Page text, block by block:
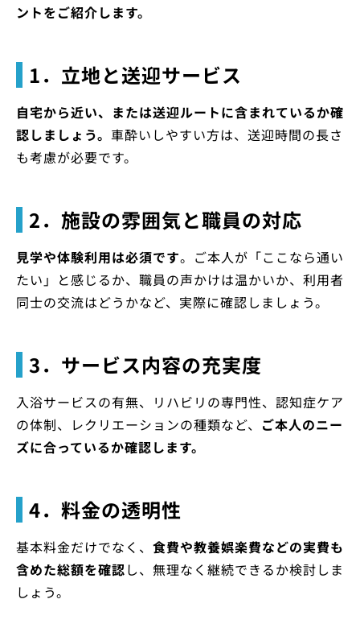
ントをご紹介します。
1．立地と送迎サービス
自宅から近い、または送迎ルートに含まれているか確
認しましょう。 車酔いしやすい方は、送迎時間の長さ
も考慮が必要です。
2．施設の雰囲気と職員の対応
見学や体験利用は必須です。ご本人が「ここなら通い
たい」と感じるか、職員の声かけは温かいか、利用者
同士の交流はどうかなど、実際に確認しましょう。
3．サービス内容の充実度
入浴サービスの有無、リハビリの専門性、認知症ケア
の体制、レクリエーションの種類など、 ご本人のニー
ズに合っているか確認します。
4．料金の透明性
基本料金だけでなく、 食費や教養娯楽費などの実費も
含めた総額を確認し、無理なく継続できるか検討しま
しょう。